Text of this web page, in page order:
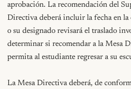
aprobación. La recomendación del
Directiva deberá incluir la fecha en la
o su designado revisará el traslado
determinar si recomendar a la Mesa
permita al estudiante regresar a su
La Mesa Directiva deberá, de